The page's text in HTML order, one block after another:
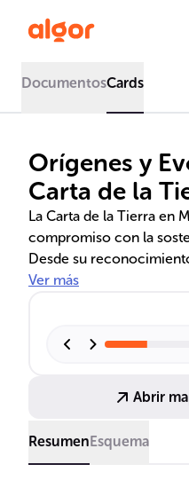
DocumentosCards
Orígenes y
Carta de la
La Carta de la Tierra en
compromiso con la
Desde su
en políticas ambientales
jóvenes. Su influencia
alineado con los
Ver más
Abrir
ResumenEsquema